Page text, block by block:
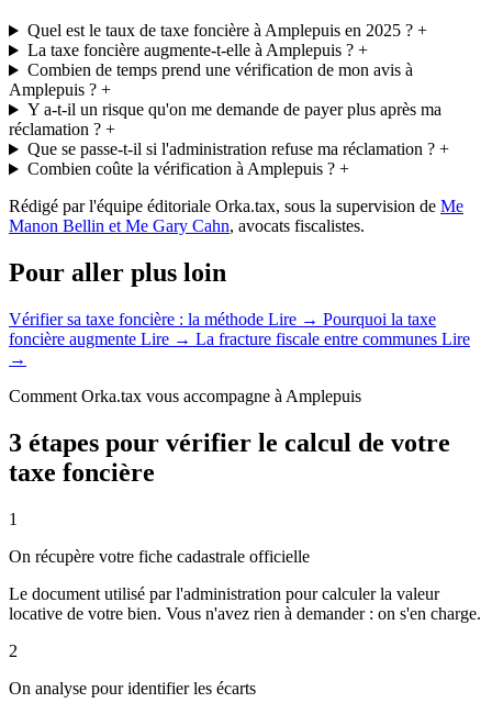
Quel est le taux de taxe foncière à Amplepuis en 2025 ?+
La taxe foncière augmente-t-elle à Amplepuis ?+
Combien de temps prend une vérification de mon avis à
Amplepuis ? +
Y a-t-il un risque qu'on me demande de payer plus après ma
réclamation ? +
Que se passe-t-il si l'administration refuse ma réclamation ?+
Combien coûte la vérification à Amplepuis ?+
Rédigé par l'équipe éditoriale Orka.tax, sous la supervision de Me
Manon Bellin et Me Gary Cahn, avocats fiscalistes.
Pour aller plus loin
Vérifier sa taxe foncière : la méthode Lire → Pourquoi la taxe
foncière augmente Lire → La fracture fiscale entre communes Lire
→
Comment Orka.tax vous accompagne à Amplepuis
3 étapes pour vérifier le calcul de votre
taxe foncière
1
On récupère votre fiche cadastrale officielle
Le document utilisé par l'administration pour calculer la valeur
locative de votre bien. Vous n'avez rien à demander : on s'en charge.
2
On analyse pour identifier les écarts